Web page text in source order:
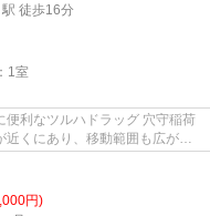
駅 徒歩16分
1室
利なツルハドラッグ 穴守稲荷
くにあり、移動範囲も広がり
円)